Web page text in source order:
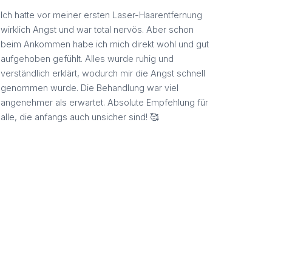
Ich hatte vor meiner ersten Laser-Haarentfernung
wirklich Angst und war total nervös. Aber schon
beim Ankommen habe ich mich direkt wohl und gut
aufgehoben gefühlt. Alles wurde ruhig und
verständlich erklärt, wodurch mir die Angst schnell
genommen wurde. Die Behandlung war viel
angenehmer als erwartet. Absolute Empfehlung für
alle, die anfangs auch unsicher sind! 🥰